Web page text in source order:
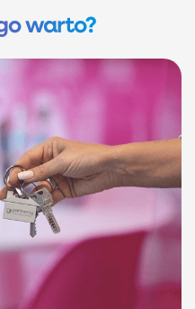
warto?